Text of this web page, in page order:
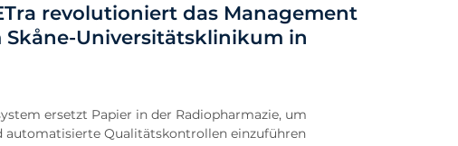
revolutioniert das Management
Universitätsklinikum in
ersetzt Papier in der Radiopharmazie, um
automatisierte Qualitätskontrollen einzuführen